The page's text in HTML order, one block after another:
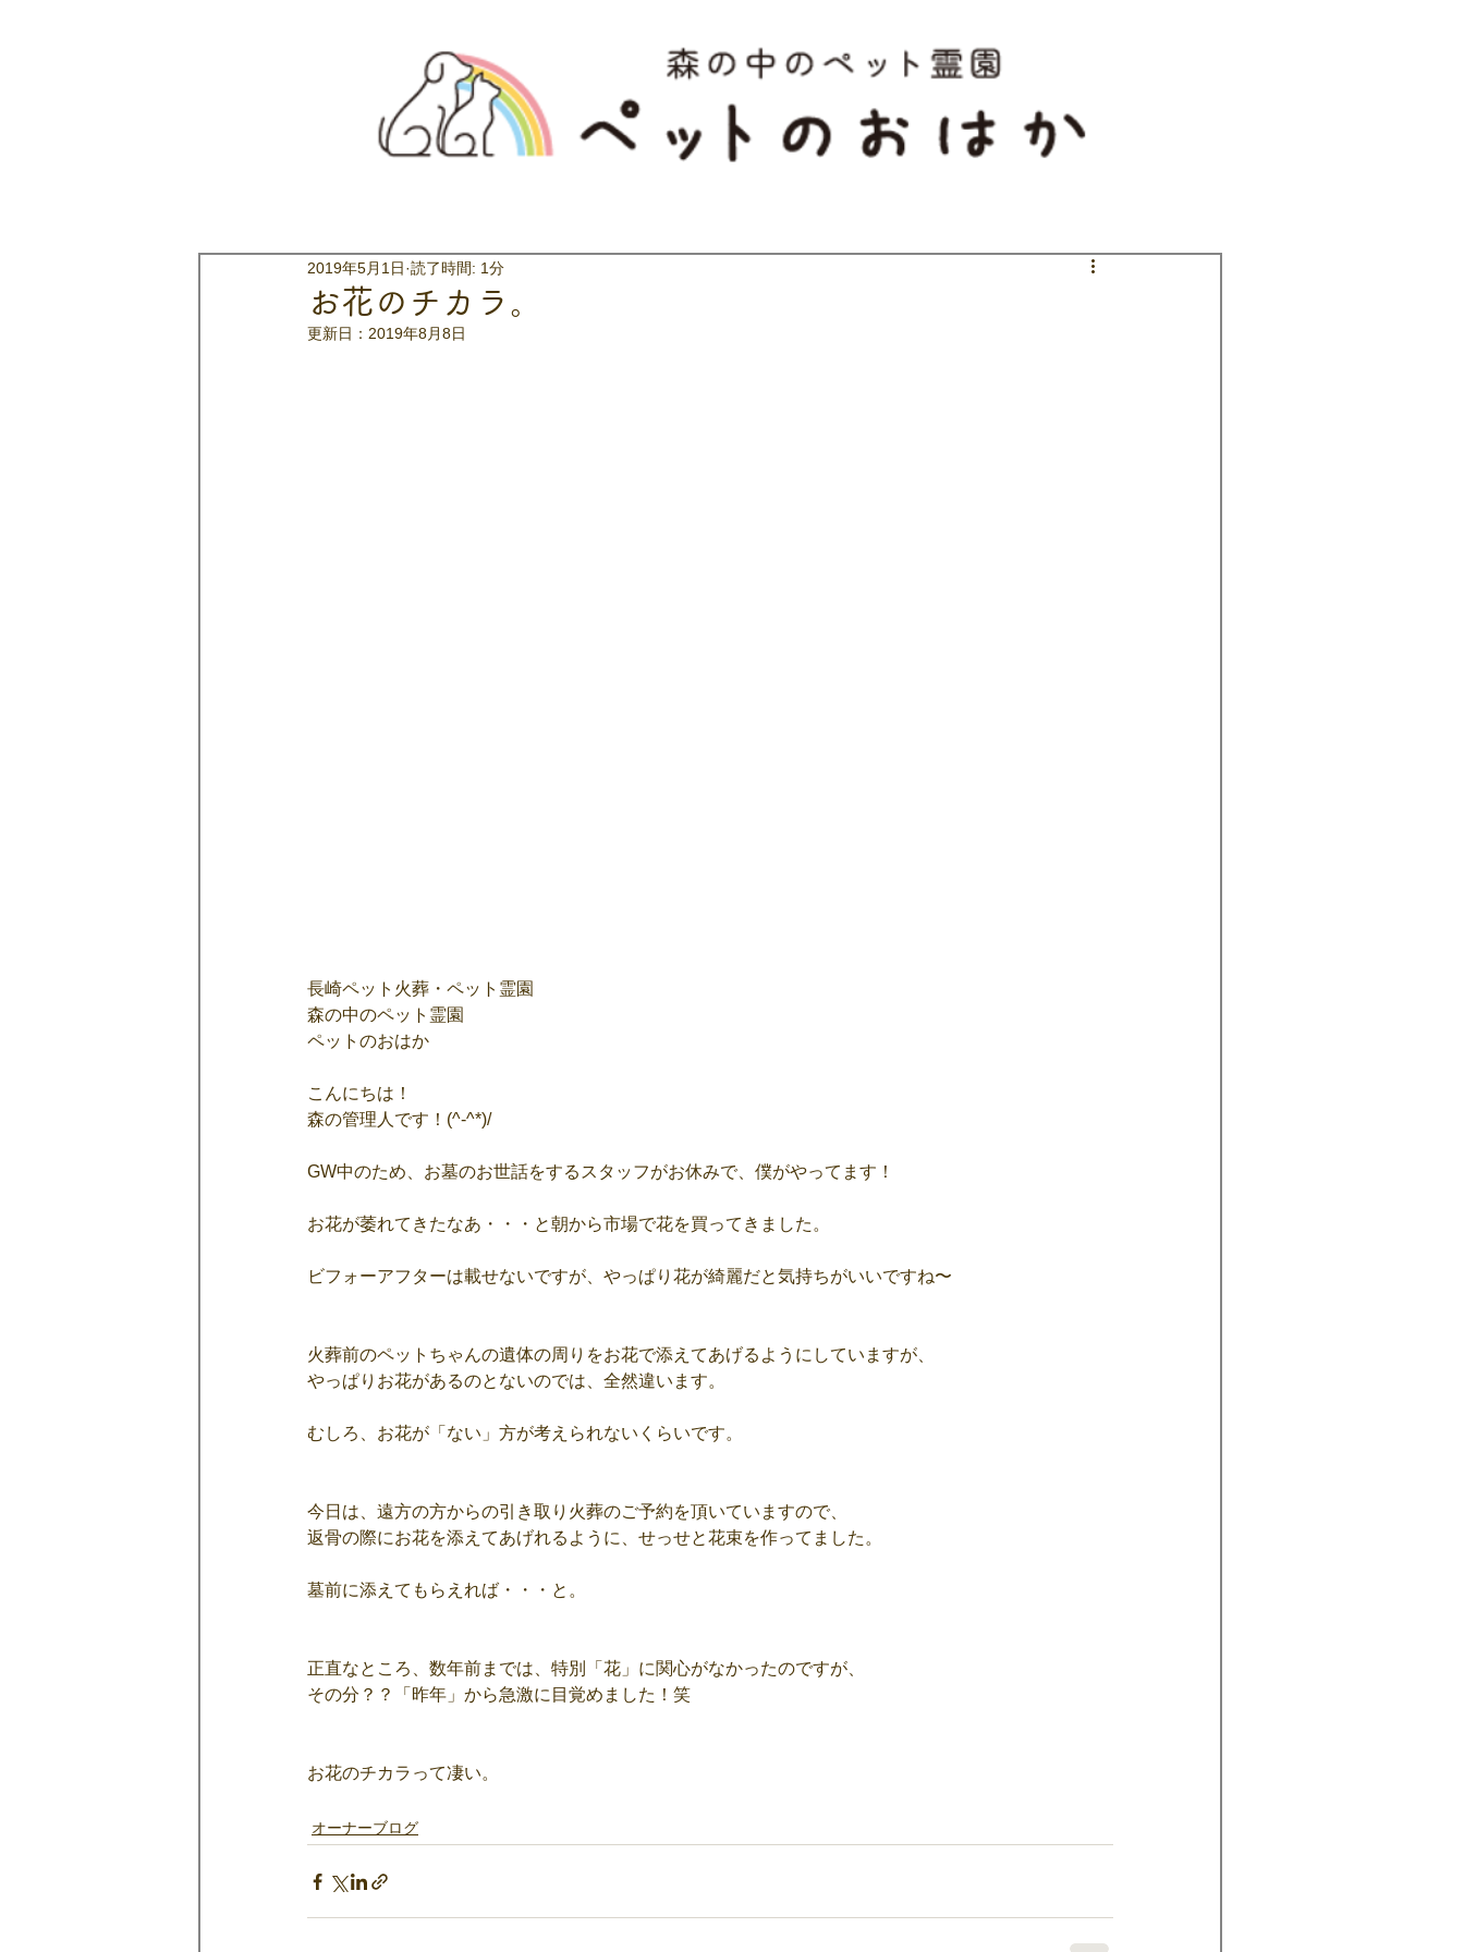
お花のチカラ。
2019年5月1日 読了時間: 1分
更新日： 2019年8月8日
長崎ペット火葬・ペット霊園
森の中のペット霊園
ペットのおはか
こんにちは！
森の管理人です！(^-^*)/
GW中のため、お墓のお世話をするスタッフがお休みで、僕がやってます！
お花が萎れてきたなあ・・・と朝から市場で花を買ってきました。
ビフォーアフターは載せないですが、やっぱり花が綺麗だと気持ちがいいですね〜
火葬前のペットちゃんの遺体の周りをお花で添えてあげるようにしていますが、
やっぱりお花があるのとないのでは、全然違います。
むしろ、お花が「ない」方が考えられないくらいです。
今日は、遠方の方からの引き取り火葬のご予約を頂いていますので、
返骨の際にお花を添えてあげれるように、せっせと花束を作ってました。
墓前に添えてもらえれば・・・と。
正直なところ、数年前までは、特別「花」に関心がなかったのですが、
その分？？「昨年」から急激に目覚めました！笑
お花のチカラって凄い。
オーナーブログ